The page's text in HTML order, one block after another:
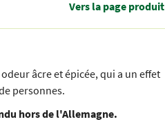
Vers la page produit
âcre et épicée, qui a un effet
personnes.
hors de l'Allemagne.